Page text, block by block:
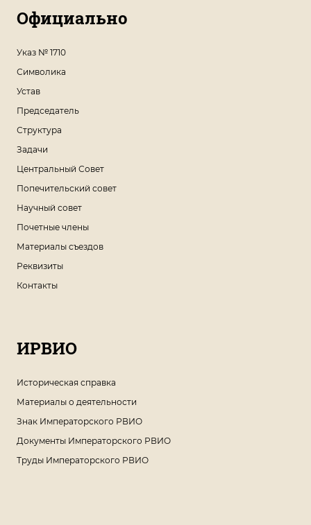
Официально
Указ № 1710
Символика
Устав
Председатель
Структура
Задачи
Центральный Совет
Попечительский совет
Научный совет
Почетные члены
Материалы съездов
Реквизиты
Контакты
ИРВИО
Историческая справка
Материалы о деятельности
Знак Императорского РВИО
Документы Императорского РВИО
Труды Императорского РВИО